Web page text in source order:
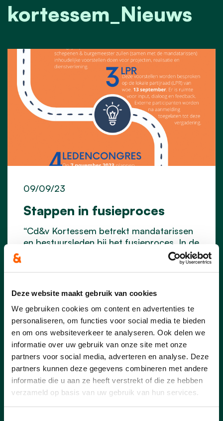
Deze website maakt gebruik van cookies
We gebruiken cookies om content en advertenties te
personaliseren, om functies voor social media te bieden
en om ons websiteverkeer te analyseren. Ook delen we
informatie over uw gebruik van onze site met onze
partners voor social media, adverteren en analyse. Deze
partners kunnen deze gegevens combineren met andere
informatie die u aan ze heeft verstrekt of die ze hebben
verzameld op basis van uw gebruik van hun services.
kortessem_Nieuws
Stappen in fusieproces
09/09/23
“Cd&v Kortessem betrekt mandatarissen
en bestuursleden bij het fusieproces. In de
belangrijke stappen waarbij we al onze
leden willen betrekken. Zo werken we toe
naar een ledencongres op dinsdag 7
november.”
lees meer